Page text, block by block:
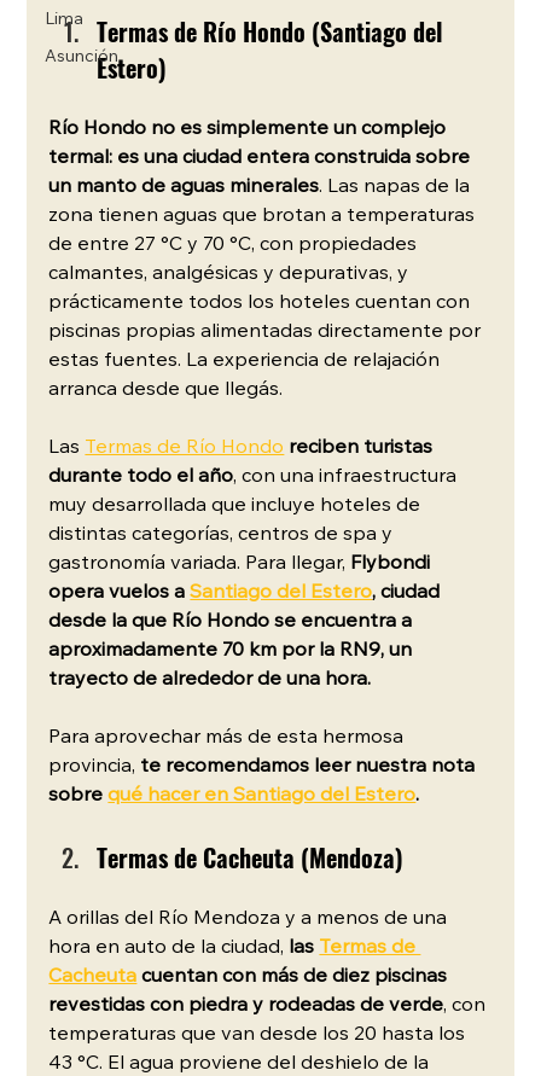
Lima
Asunción
Termas de Río Hondo (Santiago del
Estero)
Río Hondo no es simplemente un complejo
termal: es una ciudad entera construida sobre
un manto de aguas minerales. Las napas de la
zona tienen aguas que brotan a temperaturas
de entre 27 °C y 70 °C, con propiedades
calmantes, analgésicas y depurativas, y
prácticamente todos los hoteles cuentan con
piscinas propias alimentadas directamente por
estas fuentes. La experiencia de relajación
arranca desde que llegás.
Las Termas de Río Hondo reciben turistas
durante todo el año, con una infraestructura
muy desarrollada que incluye hoteles de
distintas categorías, centros de spa y
gastronomía variada. Para llegar, Flybondi
opera vuelos a Santiago del Estero, ciudad
desde la que Río Hondo se encuentra a
aproximadamente 70 km por la RN9, un
trayecto de alrededor de una hora.
Para aprovechar más de esta hermosa
provincia, te recomendamos leer nuestra nota
sobre qué hacer en Santiago del Estero.
Termas de Cacheuta (Mendoza)
A orillas del Río Mendoza y a menos de una
hora en auto de la ciudad, las Termas de
Cacheuta cuentan con más de diez piscinas
revestidas con piedra y rodeadas de verde, con
temperaturas que van desde los 20 hasta los
43 °C. El agua proviene del deshielo de la